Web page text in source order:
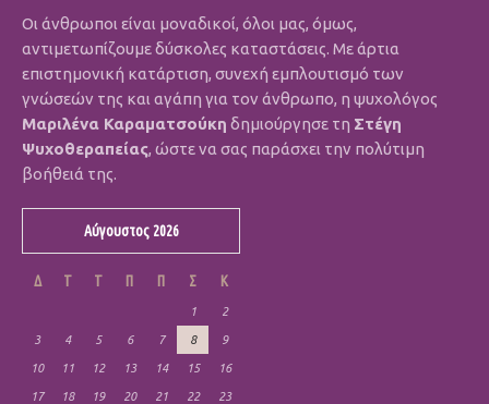
Οι άνθρωποι είναι μοναδικοί, όλοι μας, όμως,
αντιμετωπίζουμε δύσκολες καταστάσεις. Με άρτια
επιστημονική κατάρτιση, συνεχή εμπλουτισμό των
γνώσεών της και αγάπη για τον άνθρωπο, η ψυχολόγος
Μαριλένα Καραματσούκη δημιούργησε τη Στέγη
Ψυχοθεραπείας, ώστε να σας παράσχει την πολύτιμη
βοήθειά της.
Αύγουστος 2026
Δ Τ Τ Π Π Σ Κ
1 2
3 4 5 6 7 8 9
10 11 12 13 14 15 16
17 18 19 20 21 22 23